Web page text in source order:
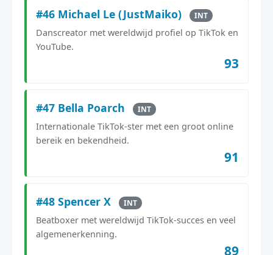
#46 Michael Le (JustMaiko) INT
Danscreator met wereldwijd profiel op TikTok en
YouTube.
93
#47 Bella Poarch INT
Internationale TikTok-ster met een groot online
bereik en bekendheid.
91
#48 Spencer X INT
Beatboxer met wereldwijd TikTok-succes en veel
algemenerkenning.
89